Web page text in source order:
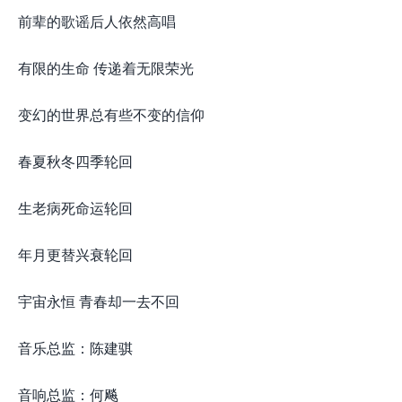
前辈的歌谣后人依然高唱
有限的生命 传递着无限荣光
变幻的世界总有些不变的信仰
春夏秋冬四季轮回
生老病死命运轮回
年月更替兴衰轮回
宇宙永恒 青春却一去不回
音乐总监：陈建骐
音响总监：何飚